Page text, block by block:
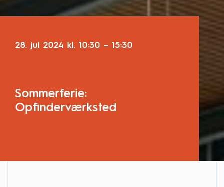
28. jul 2024 kl. 10:30 – 15:30
Sommerferie:
Opfinderværksted